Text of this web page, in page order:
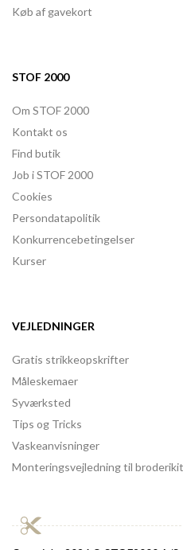
Køb af gavekort
STOF 2000
Om STOF 2000
Kontakt os
Find butik
Job i STOF 2000
Cookies
Persondatapolitik
Konkurrencebetingelser
Kurser
VEJLEDNINGER
Gratis strikkeopskrifter
Måleskemaer
Syværksted
Tips og Tricks
Vaskeanvisninger
Monteringsvejledning til